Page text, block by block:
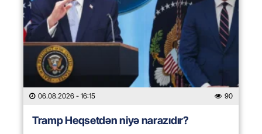
06.08.2026 - 16:15 90
Tramp Heqsetdən niyə narazıdır?